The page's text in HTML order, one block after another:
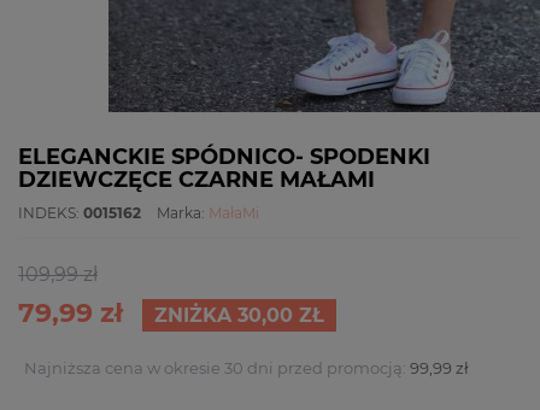
ELEGANCKIE SPÓDNICO- SPODENKI
DZIEWCZĘCE CZARNE MAŁAMI
INDEKS: 0015162 Marka: MałaMi
109,99 zł
79,99 zł ZNIŻKA 30,00 ZŁ
Najniższa cena w okresie 30 dni przed promocją: 99,99 zł